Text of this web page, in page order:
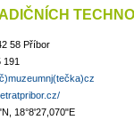
58 Příbor
191
18°8'27,070"E